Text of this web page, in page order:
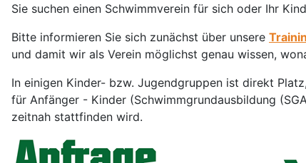
Sie suchen einen Schwimmverein für sich oder Ihr
Bitte informieren Sie sich zunächst über unsere
und damit wir als Verein möglichst genau wissen,
In einigen Kinder- bzw. Jugendgruppen ist direkt
für Anfänger - Kinder (Schwimmgrundausbildung
zeitnah stattfinden wird.